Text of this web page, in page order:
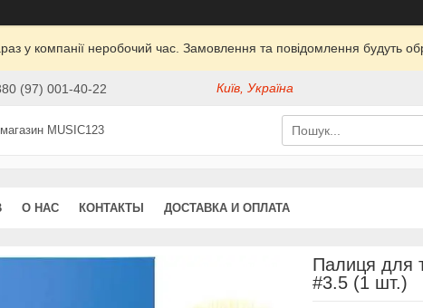
у компанії неробочий час. Замовлення та повідомлення будуть
(97) 001-40-22 Київ, Україна
магазин MUSIC123
О НАС КОНТАКТЫ ДОСТАВКА И ОПЛАТА
Палиця для
#3.5 (1 шт.)